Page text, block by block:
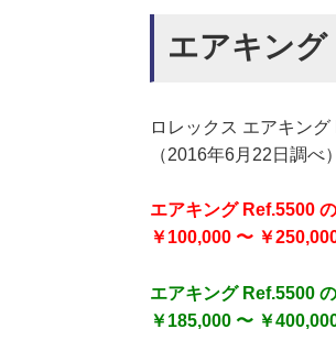
エアキング
ロレックス エアキン
（2016年6月22日調べ）
エアキング Ref.5500
￥100,000 〜 ￥
エアキング Ref.5500
￥185,000 〜 ￥